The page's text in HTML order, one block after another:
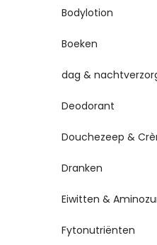
Bodylotion
Boeken
dag &
Deodorant
Douchezeep &
Dranken
Eiwitten &
Fytonutriënten